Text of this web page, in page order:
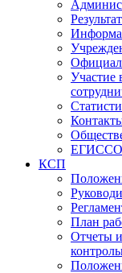
Участие
ЕГИССО
КСП
План
Отчеты